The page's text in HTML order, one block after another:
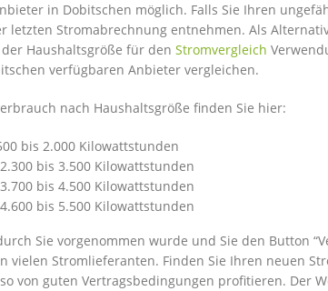
in Dobitschen möglich. Falls Sie Ihren
letzten Stromabrechnung entnehmen. Als
Haushaltsgröße für den Stromvergleich
verfügbaren Anbieter vergleichen.
nach Haushaltsgröße finden Sie hier:
bis 2.000 Kilowattstunden
bis 3.500 Kilowattstunden
bis 4.500 Kilowattstunden
bis 5.500 Kilowattstunden
Sie vorgenommen wurde und Sie den Button
vielen Stromlieferanten. Finden Sie Ihren neuen
von guten Vertragsbedingungen profitieren. Der